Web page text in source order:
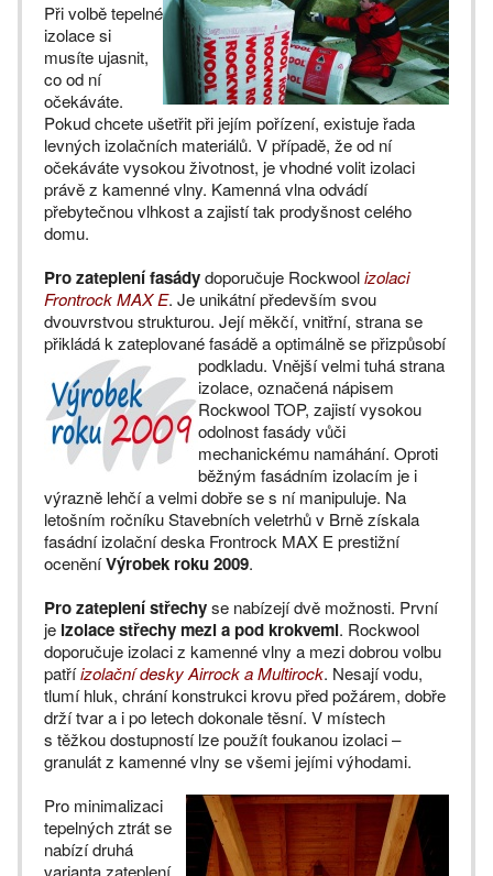
Při volbě tepelné
izolace si
musíte ujasnit,
co od ní
očekáváte.
Pokud chcete ušetřit při jejím pořízení, existuje řada
levných izolačních materiálů. V případě, že od ní
očekáváte vysokou životnost, je vhodné volit izolaci
právě z kamenné vlny. Kamenná vlna odvádí
přebytečnou vlhkost a zajistí tak prodyšnost celého
domu.
Pro zateplení fasádydoporučuje Rockwoolizolaci
Frontrock MAX E. Je unikátní především svou
dvouvrstvou strukturou. Její měkčí, vnitřní, strana se
přikládá k zateplované fasádě a optimálně se přizpůsobí
podkladu. Vnější velmi tuhá strana
izolace, označená nápisem
Rockwool TOP, zajistí vysokou
odolnost fasády vůči
mechanickému namáhání. Oproti
běžným fasádním izolacím je i
výrazně lehčí a velmi dobře se s ní manipuluje. Na
letošním ročníku Stavebních veletrhů v Brně získala
fasádní izolační deska Frontrock MAX E prestižní
oceněníVýrobek roku 2009.
Pro zateplení střechyse nabízejí dvě možnosti. První
je izolace střechy mezi a pod krokvemi. Rockwool
doporučuje izolaci z kamenné vlny a mezi dobrou volbu
patříizolační desky Airrock a Multirock. Nesají vodu,
tlumí hluk, chrání konstrukci krovu před požárem, dobře
drží tvar a i po letech dokonale těsní. V místech
s těžkou dostupností lze použít foukanou izolaci –
granulát z kamenné vlny se všemi jejími výhodami.
Pro minimalizaci
tepelných ztrát se
nabízí druhá
varianta zateplení